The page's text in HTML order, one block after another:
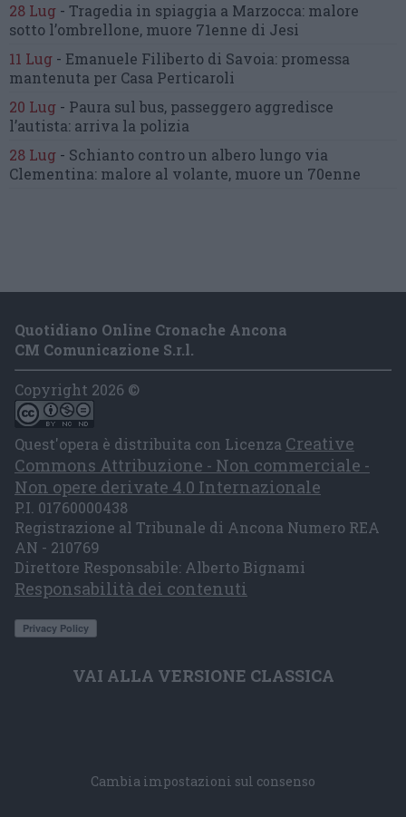
28 Lug - Tragedia in spiaggia a Marzocca: malore
sotto l’ombrellone, muore 71enne di Jesi
11 Lug - Emanuele Filiberto di Savoia: promessa
mantenuta per Casa Perticaroli
20 Lug - Paura sul bus, passeggero aggredisce
l’autista: arriva la polizia
28 Lug - Schianto contro un albero lungo via
Clementina: malore al volante, muore un 70enne
Quotidiano Online Cronache Ancona
CM Comunicazione S.r.l.
Copyright 2026 ©
Quest'opera è distribuita con Licenza Creative
Commons Attribuzione - Non commerciale -
Non opere derivate 4.0 Internazionale
P.I. 01760000438
Registrazione al Tribunale di Ancona Numero REA
AN - 210769
Direttore Responsabile: Alberto Bignami
Responsabilità dei contenuti
VAI ALLA VERSIONE CLASSICA
Cambia impostazioni sul consenso